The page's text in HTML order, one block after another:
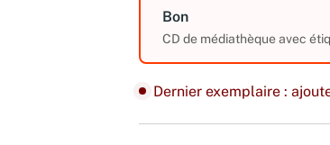
Bon
CD de médiathèque avec
Dernier exemplaire :